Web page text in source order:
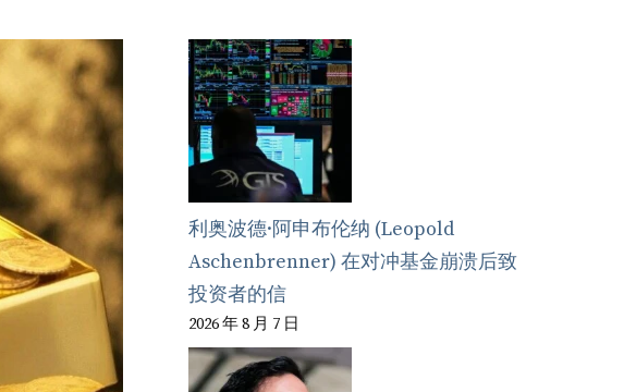
利奥波德·阿申布伦纳 (Leopold
Aschenbrenner) 在对冲基金崩溃后致
投资者的信
2026 年 8 月 7 日